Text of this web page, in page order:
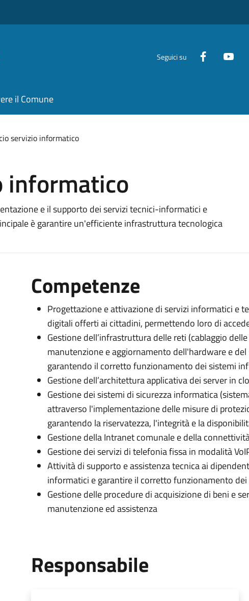
Seguici su
il Comune
servizio informatico
informatico
e il supporto dei servizi tecnici-informatici e
è garantire un'efficiente infrastruttura tecnologica
Competenze
Progettazione e attivazione di servizi informatici e
digitali offerti ai cittadini, permettendo loro di
Gestione dell’infrastruttura delle reti (cablaggio
manutenzione e aggiornamento dell'hardware e
garantendo il corretto funzionamento dei sistemi
Gestione dell’architettura applicativa dei server in
Gestione dei sistemi di sicurezza informatica
attraverso l'implementazione delle misure di
garantendo la riservatezza, l'integrità e la
Gestione della Intranet comunale e della
Gestione dei servizi di telefonia fissa in modalità
Attività di supporto e assistenza tecnica ai
informatici e garantire il corretto funzionamento
Gestione delle procedure di acquisizione di beni e
manutenzione ed assistenza
Responsabile